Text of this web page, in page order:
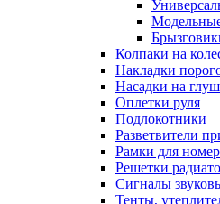
Колпаки на
Накладки
Насадки на
Оплетки руля
Подлокотники
Разветвители
Рамки для
Решетки
Сигналы
Тенты,